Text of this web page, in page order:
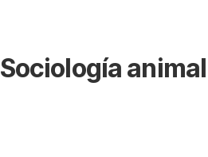
Sociología animal